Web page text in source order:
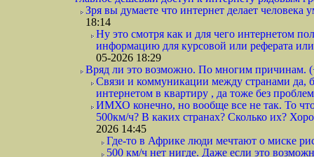
Зря вы думаете что интернет делает
18:14
Ну это смотря как и для чего интернетом
информацию для курсовой или реферата
05-2026 18:29
Вряд ли это возможно. По многим причинам.
Связи и коммуникации между странами да,
интернетом в квартиру , да тоже без
ИМХО конечно, но вообще все не так. То
500км/ч? В каких странах? Сколько их?
2026 14:45
Где-то в Африке люди мечтают о миске
500 км/ч нет нигде. Даже если это